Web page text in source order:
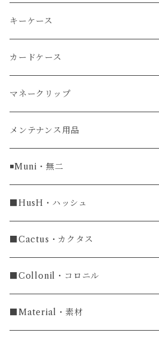
アリゲーター
リザード
ガルーシャ（エイ）
牛革
ラグ幅16mm
ラグ幅18mm
ラグ幅19mm
ラグ幅20mm
ラグ幅22mm
エルメス / HERMES
キーケース
カードケース
マネークリップ
メンテナンス用品
◾️Muni・無二
長財布
長財布
ラウンドファスナー長財布
名刺入れ
小銭入れ
キーケース
■HusH・ハッシュ
ラウンドファスナー
カードケース
マウスパッド
■Cactus・カクタス
コインケース
キーホルダー
■Collonil・コロニル
■Material・素材